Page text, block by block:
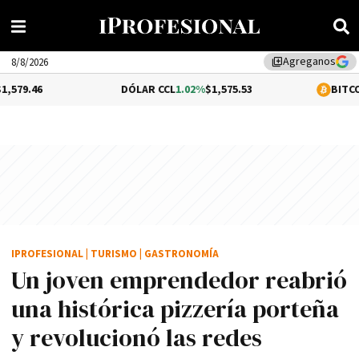
library_addAgreganos
8/8/2026
1.02%$1,575.53 -0.12%
Un joven emprendedor reabrió
una histórica pizzería porteña
y revolucionó las redes
IPROFESIONAL TURISMO GASTRONOMÍA